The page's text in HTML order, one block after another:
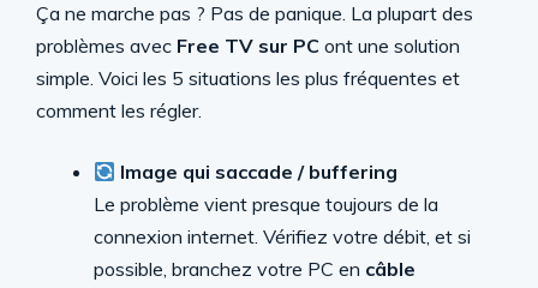
Ça ne marche pas ? Pas de panique. La plupart des
problèmes avec Free TV sur PC ont une solution
simple. Voici les 5 situations les plus fréquentes et
comment les régler.
Image qui saccade / buffering
Le problème vient presque toujours de la
connexion internet. Vérifiez votre débit, et si
possible, branchez votre PC en câble